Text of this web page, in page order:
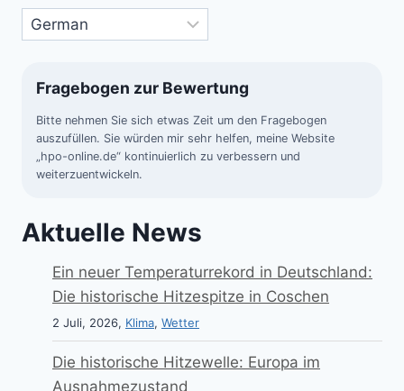
Fragebogen zur Bewertung
Bitte nehmen Sie sich etwas Zeit um den Fragebogen
auszufüllen. Sie würden mir sehr helfen, meine Website
„hpo-online.de“ kontinuierlich zu verbessern und
weiterzuentwickeln.
Aktuelle News
Ein neuer Temperaturrekord in Deutschland:
Die historische Hitzespitze in Coschen
2 Juli, 2026, Klima, Wetter
Die historische Hitzewelle: Europa im
Ausnahmezustand